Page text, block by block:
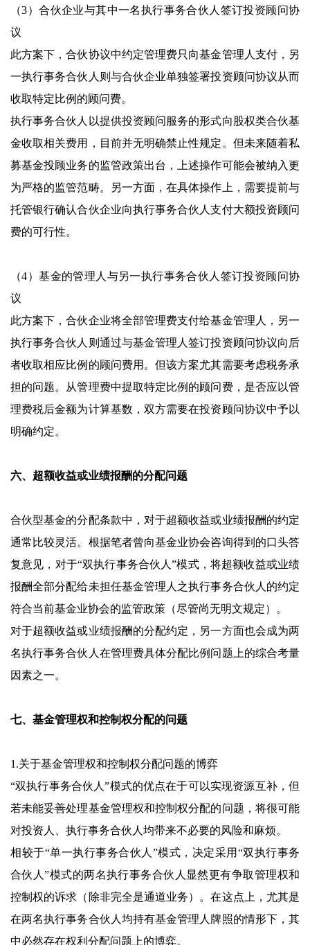
（3）合伙企业与其中一名执行事务合伙人签订投资顾问协
议
此方案下，合伙协议中约定管理费只向基金管理人支付，另
一执行事务合伙人则与合伙企业单独签署投资顾问协议从而
收取特定比例的顾问费。
执行事务合伙人以提供投资顾问服务的形式向股权类合伙基
金收取相关费用，目前并无明确禁止性规定。但未来随着私
募基金投顾业务的监管政策出台，上述操作可能会被纳入更
为严格的监管范畴。另一方面，在具体操作上，需要提前与
托管银行确认合伙企业向执行事务合伙人支付大额投资顾问
费的可行性。
（4）基金的管理人与另一执行事务合伙人签订投资顾问协
议
此方案下，合伙企业将全部管理费支付给基金管理人，另一
执行事务合伙人则通过与基金管理人签订投资顾问协议向后
者收取相应比例的顾问费用。但该方案尤其需要考虑税务承
担的问题。从管理费中提取特定比例的顾问费，是否应以管
理费税后金额为计算基数，双方需要在投资顾问协议中予以
明确约定。
六、超额收益或业绩报酬的分配问题
合伙型基金的分配条款中，对于超额收益或业绩报酬的约定
通常比较灵活。根据笔者曾向基金业协会咨询得到的口头答
复意见，对于“双执行事务合伙人”模式，将超额收益或业绩
报酬全部分配给未担任基金管理人之执行事务合伙人的约定
符合当前基金业协会的监管政策（尽管尚无明文规定）。
对于超额收益或业绩报酬的分配约定，另一方面也会成为两
名执行事务合伙人在管理费具体分配比例问题上的综合考量
因素之一。
七、基金管理权和控制权分配的问题
1.关于基金管理权和控制权分配问题的博弈
“双执行事务合伙人”模式的优点在于可以实现资源互补，但
若未能妥善处理基金管理权和控制权分配的问题，将很可能
对投资人、执行事务合伙人均带来不必要的风险和麻烦。
相较于“单一执行事务合伙人”模式，决定采用“双执行事务
合伙人”模式的两名执行事务合伙人显然更有争取管理权和
控制权的诉求（除非完全是通道业务）。在这点上，尤其是
在两名执行事务合伙人均持有基金管理人牌照的情形下，其
中必然存在权利分配问题上的博弈。